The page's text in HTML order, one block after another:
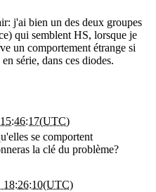
j'ai bien un des deux groupes
qui semblent HS, lorsque je
un comportement étrange si
série, dans ces diodes.
se comportent
la clé du problème?
18:26:10(UTC)